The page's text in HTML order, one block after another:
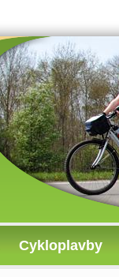
Cykloplavby